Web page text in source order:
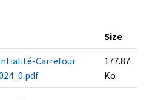
Size
Carrefour
177.87
Ko